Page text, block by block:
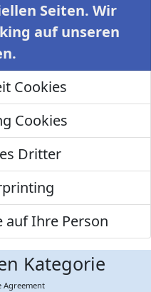
Seiten. Wir
auf unseren
Cookies
Cookies
Dritter
auf Ihre Person
Kategorie
Agreement